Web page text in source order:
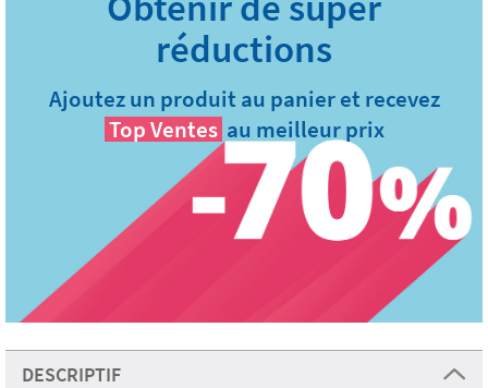
Ajoutez un produit au panier et recevez
Top Ventes au meilleur prix
DESCRIPTIF